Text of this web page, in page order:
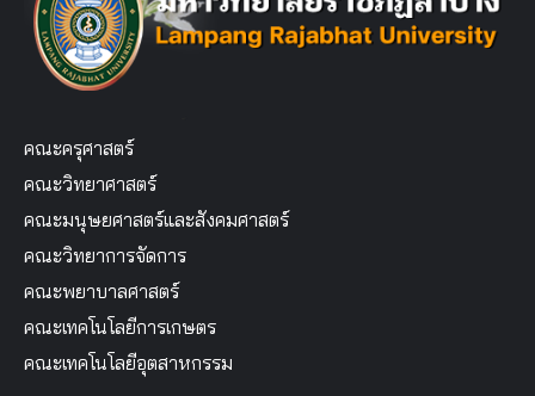
คณะครุศาสตร์
คณะวิทยาศาสตร์
คณะมนุษยศาสตร์และสังคมศาสตร์
คณะวิทยาการจัดการ
คณะพยาบาลศาสตร์
คณะเทคโนโลยีการเกษตร
คณะเทคโนโลยีอุตสาหกรรม